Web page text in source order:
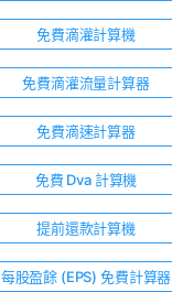
免費滴灌計算機
免費滴灌流量計算器
免費滴速計算器
免費 Dva 計算機
提前還款計算機
每股盈餘 (EPS) 免費計算器